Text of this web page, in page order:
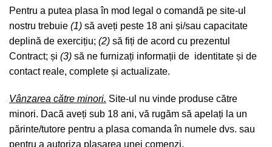
Pentru a putea plasa în mod legal o comandă pe site-ul
nostru trebuie (1) să aveți peste 18 ani și/sau capacitate
deplină de exercițiu; (2) să fiți de acord cu prezentul
Contract; și (3) să ne furnizați informații de identitate și de
contact reale, complete și actualizate.
Vânzarea către minori. Site-ul nu vinde produse către
minori. Dacă aveți sub 18 ani, vă rugăm să apelați la un
părinte/tutore pentru a plasa comanda în numele dvs. sau
pentru a autoriza plasarea unei comenzi.